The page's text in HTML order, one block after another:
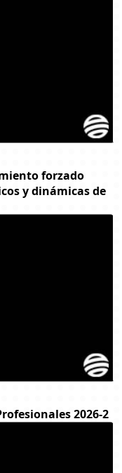
forzado
y dinámicas de
2026-2